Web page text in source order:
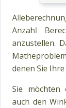
Anzahl
anzustellen.
denen Sie
Sie möchten
auch den